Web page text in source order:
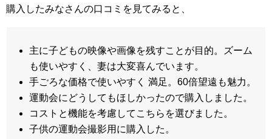
購入したみなさんの口コミを見てみると、
主に子どもの映像や画像を残すことが目的。ズーム
も使いやすく、妻は大変喜んでいます。
手ごろな価格で使いやすく 満足。60倍望遠も魅力。
運動会にどうしてもほしかったので購入しました。
コストと機能を考慮してこちらを選びました。
子供の運動会撮影用に購入した。